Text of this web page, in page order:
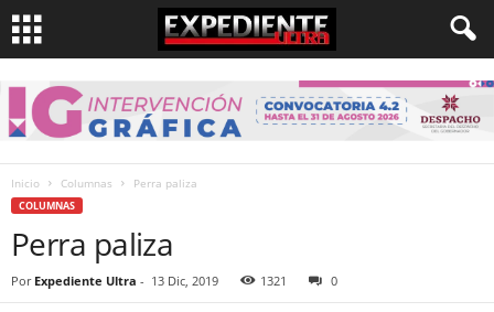
Inicio Columnas Perra paliza
COLUMNAS
Perra paliza
Por Expediente Ultra - 13 Dic, 2019 1321 0